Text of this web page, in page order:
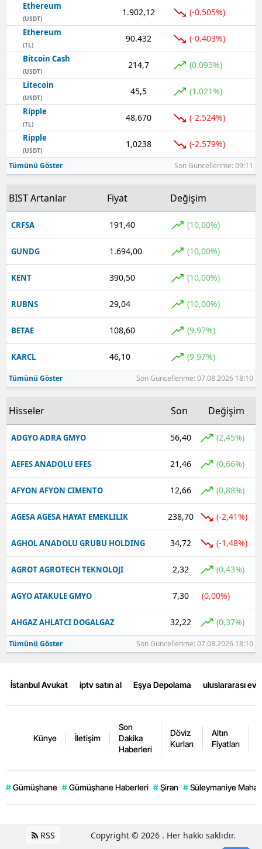
Şanlıurfa
Uşak
Zonguldak
Aksaray
Bayburt
Kırıkkale
Batman
Yalova
Karabük
Ethereum
(USDT)
1.902,12 (-0.505%)
Ethereum
(TL)
90.432 (-0.403%)
Bitcoin Cash
(USDT)
214,7 (0.093%)
Litecoin
(USDT)
45,5 (1.021%)
Ripple
(TL)
48,670 (-2.524%)
Ripple
(USDT)
1,0238 (-2.579%)
Tümünü Göster Son Güncellenme: 09:11
BIST Artanlar Fiyat Değişim
CRFSA 191,40 (10,00%)
GUNDG 1.694,00 (10,00%)
KENT 390,50 (10,00%)
RUBNS 29,04 (10,00%)
BETAE 108,60 (9,97%)
KARCL 46,10 (9,97%)
Tümünü Göster Son Güncellenme: 07.08.2026 18:10
Hisseler Son Değişim
ADGYO ADRA GMYO 56,40 (2,45%)
AEFES ANADOLU EFES 21,46 (0,66%)
AFYON AFYON CIMENTO 12,66 (0,88%)
AGESA AGESA HAYAT EMEKLILIK 238,70 (-2,41%)
AGHOL ANADOLU GRUBU HOLDING 34,72 (-1,48%)
AGROT AGROTECH TEKNOLOJI 2,32 (0,43%)
AGYO ATAKULE GMYO 7,30 (0,00%)
AHGAZ AHLATCI DOGALGAZ 32,22 (0,37%)
Tümünü Göster Son Güncellenme: 07.08.2026 18:10
İstanbul Avukat iptv satın al Eşya Depolama uluslararası
Künye İletişim
Son
Dakika
Haberleri
Döviz
Kurları
Altın
Fiyatları
# Gümüşhane # Gümüşhane Haberleri # Şiran # Süleymaniye
RSS Copyright © 2026 . Her hakkı saklıdır.